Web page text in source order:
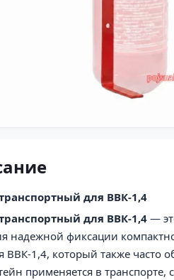
для ВВК-1,4
для ВВК-1,4 —
надежной фиксации
ВВК-1,4, который также часто
применяется в транспорте,